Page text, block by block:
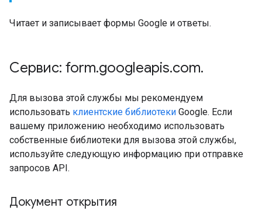
Читает и записывает формы Google и ответы.
Сервис: form.googleapis.com.
Для вызова этой службы мы рекомендуем
использовать клиентские библиотеки Google. Если
вашему приложению необходимо использовать
собственные библиотеки для вызова этой службы,
используйте следующую информацию при отправке
запросов API.
Документ открытия